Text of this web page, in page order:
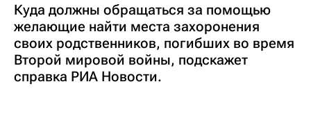
Куда должны обращаться за помощью
желающие найти места захоронения
своих родственников, погибших во время
Второй мировой войны, подскажет
справка РИА Новости.